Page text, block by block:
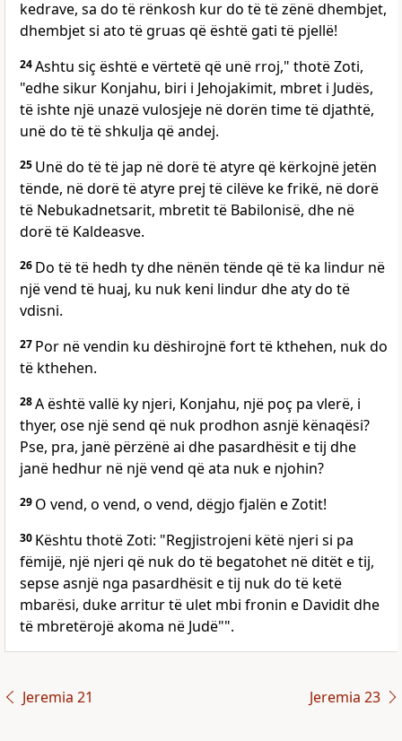
kedrave, sa do të rënkosh kur do të të zënë dhembjet,
dhembjet si ato të gruas që është gati të pjellë!
24Ashtu siç është e vërtetë që unë rroj," thotë Zoti,
"edhe sikur Konjahu, biri i Jehojakimit, mbret i Judës,
të ishte një unazë vulosjeje në dorën time të djathtë,
unë do të të shkulja që andej.
25 Unë do të të jap në dorë të atyre që kërkojnë jetën
tënde, në dorë të atyre prej të cilëve ke frikë, në dorë
të Nebukadnetsarit, mbretit të Babilonisë, dhe në
dorë të Kaldeasve.
26 Do të të hedh ty dhe nënën tënde që të ka lindur në
një vend të huaj, ku nuk keni lindur dhe aty do të
vdisni.
27 Por në vendin ku dëshirojnë fort të kthehen, nuk do
të kthehen.
28A është vallë ky njeri, Konjahu, një poç pa vlerë, i
thyer, ose një send që nuk prodhon asnjë kënaqësi?
Pse, pra, janë përzënë ai dhe pasardhësit e tij dhe
janë hedhur në një vend që ata nuk e njohin?
29 O vend, o vend, o vend, dëgjo fjalën e Zotit!
30 Kështu thotë Zoti: "Regjistrojeni këtë njeri si pa
fëmijë, një njeri që nuk do të begatohet në ditët e tij,
sepse asnjë nga pasardhësit e tij nuk do të ketë
mbarësi, duke arritur të ulet mbi fronin e Davidit dhe
të mbretërojë akoma në Judë"".
Jeremia 21 Jeremia 23